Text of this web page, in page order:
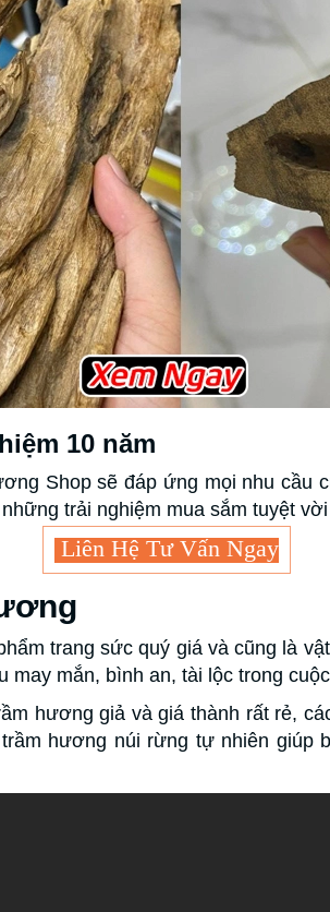
10 năm
Shop sẽ đáp ứng mọi nhu cầu
trải nghiệm mua sắm tuyệt
Liên Hệ Tư Vấn Ngay
trang sức quý giá và cũng là
mắn, bình an, tài lộc trong
hương giả và giá thành rất rẻ,
hương núi rừng tự nhiên giúp